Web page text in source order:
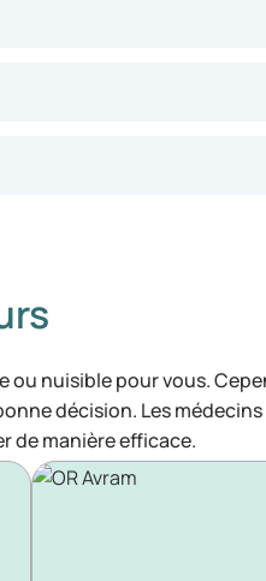
ou nuisible pour vous.
décision. Les
de manière efficace.